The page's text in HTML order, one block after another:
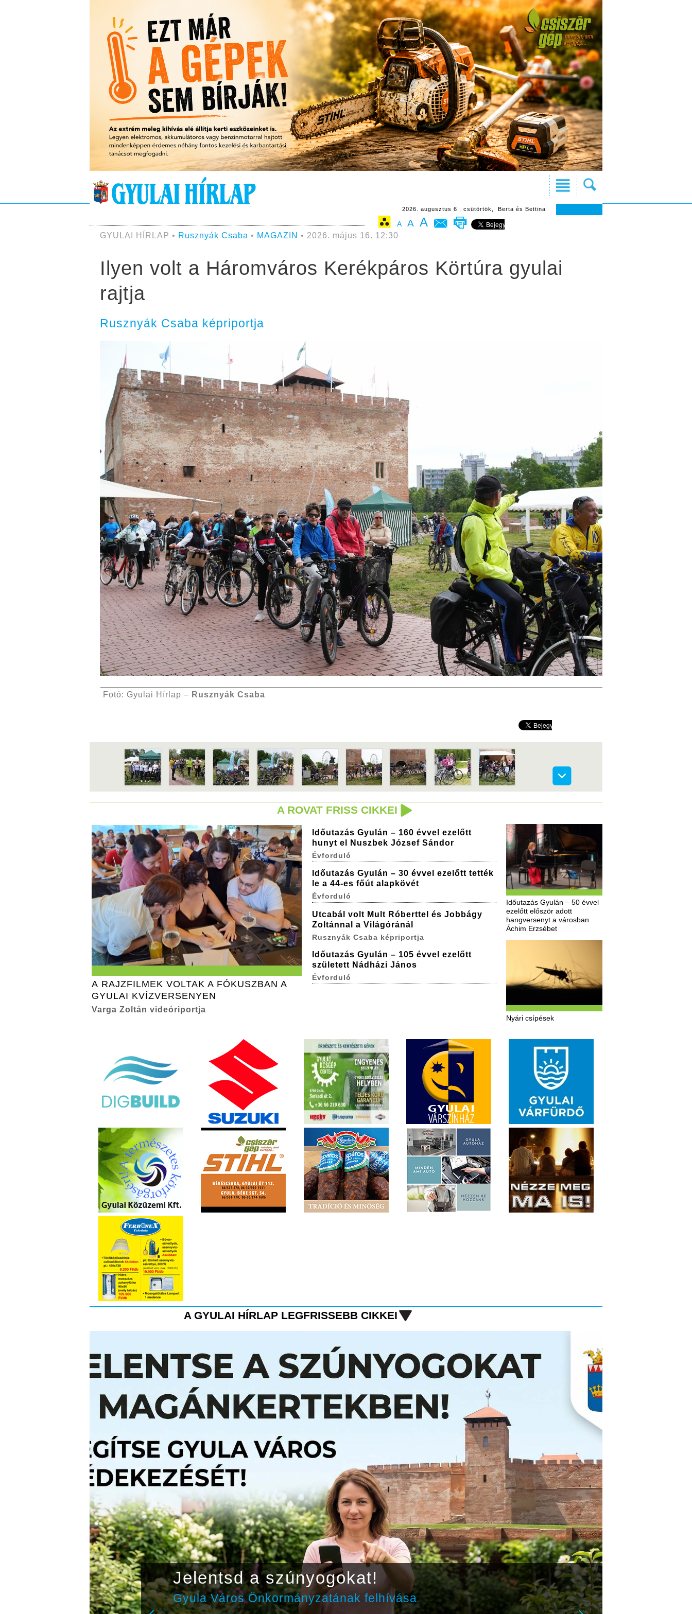
2026. augusztus 6., csütörtök, Berta és Bettina
A A A
GYULAI HÍRLAP • Rusznyák Csaba • MAGAZIN • 2026. május 16. 12:30
Ilyen volt a Háromváros Kerékpáros Körtúra gyulai
rajtja
Rusznyák Csaba képriportja
Fotó: Gyulai Hírlap – Rusznyák Csaba
A ROVAT FRISS CIKKEI
A RAJZFILMEK VOLTAK A FÓKUSZBAN A
GYULAI KVÍZVERSENYEN
Varga Zoltán videóriportja
Időutazás Gyulán – 50 évvel
ezelőtt először adott
hangversenyt a városban
Áchim Erzsébet
Nyári csípések
Időutazás Gyulán – 160 évvel ezelőtt
hunyt el Nuszbek József Sándor
Évforduló
Időutazás Gyulán – 30 évvel ezelőtt tették
le a 44-es főút alapkövét
Évforduló
Utcabál volt Mult Róberttel és Jobbágy
Zoltánnal a Világóránál
Rusznyák Csaba képriportja
Időutazás Gyulán – 105 évvel ezelőtt
született Nádházi János
Évforduló
A GYULAI HÍRLAP LEGFRISSEBB CIKKEI
Jelentsd a szúnyogokat!
Gyula Város Önkormányzatának felhívása